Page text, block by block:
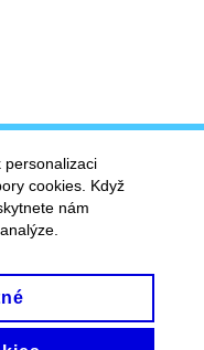
personalizaci
cookies. Když
nám